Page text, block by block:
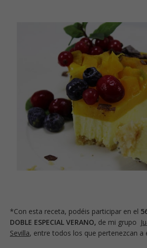
*Con esta receta, podéis participar en el
DOBLE ESPECIAL VERANO, de mi grupo
Sevilla, entre todos los que pertenezcan a